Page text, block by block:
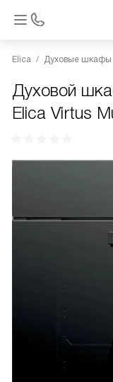
Elica Духовые шкафы
Духовой
Elica Virtus